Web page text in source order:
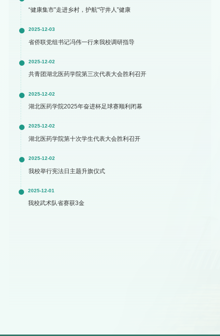
“健康集市”走进乡村，护航“守井人”健康
2025-12-03
省侨联党组书记冯伟一行来我校调研指导
2025-12-02
共青团湖北医药学院第三次代表大会胜利召开
2025-12-02
湖北医药学院2025年奋进杯足球赛顺利闭幕
2025-12-02
湖北医药学院第十次学生代表大会胜利召开
2025-12-02
我校举行宪法日主题升旗仪式
2025-12-01
我校武术队省赛获3金